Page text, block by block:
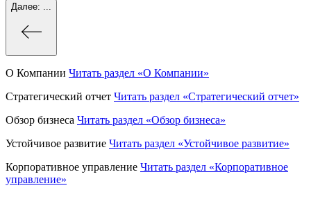
Далее:
О Компании Читать раздел «О Компании»
Стратегический отчет Читать раздел «Стратегический отчет»
Обзор бизнеса Читать раздел «Обзор бизнеса»
Устойчивое развитие Читать раздел «Устойчивое развитие»
Корпоративное управление Читать раздел «Корпоративное
управление»